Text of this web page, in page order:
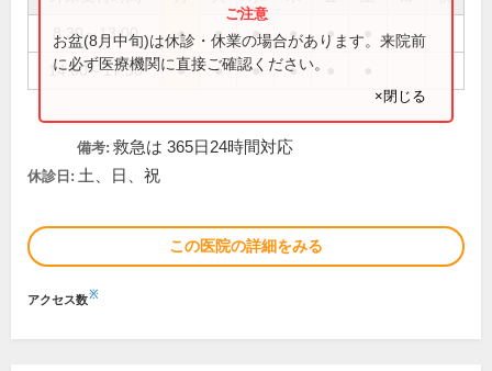
8:30～13:00 ● ● ● ● ●
14:00～17:30 ● ● ● ●
お盆(8月中旬)は休診・休業の場合があります。来院前
に必ず医療機関に直接ご確認ください。
×閉じる
備考: 救急は 365日24時間対応
休診日: 土、日、祝
この医院の詳細をみる
アクセス数※